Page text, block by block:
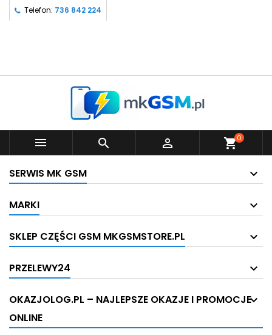
Telefon: 736 842 224
   shopping_cart0
SERWIS MK GSM
MARKI
SKLEP CZĘŚCI GSM MKGSMSTORE.PL
PRZELEWY24
OKAZJOLOG.PL – NAJLEPSZE OKAZJE I PROMOCJE
ONLINE